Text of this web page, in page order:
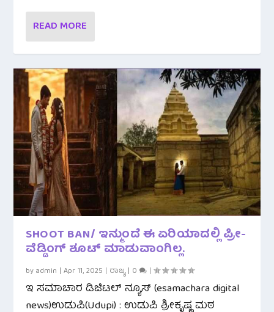
READ MORE
SHOOT BAN/ ಇನ್ಮುಂದೆ ಈ ಏರಿಯಾದಲ್ಲಿ ಪ್ರೀ-
ವೆಡ್ಡಿಂಗ್ ಶೂಟ್ ಮಾಡುವಾಂಗಿಲ್ಲ.
byadmin |Apr 11, 2025 | ರಾಜ್ಯ| 0 |
ಇ ಸಮಾಚಾರ ಡಿಜಿಟಲ್ ನ್ಯೂಸ್ (esamachara digital
news)ಉಡುಪಿ(Udupi) : ಉಡುಪಿ ಶ್ರೀಕೃಷ್ಣ ಮಠ